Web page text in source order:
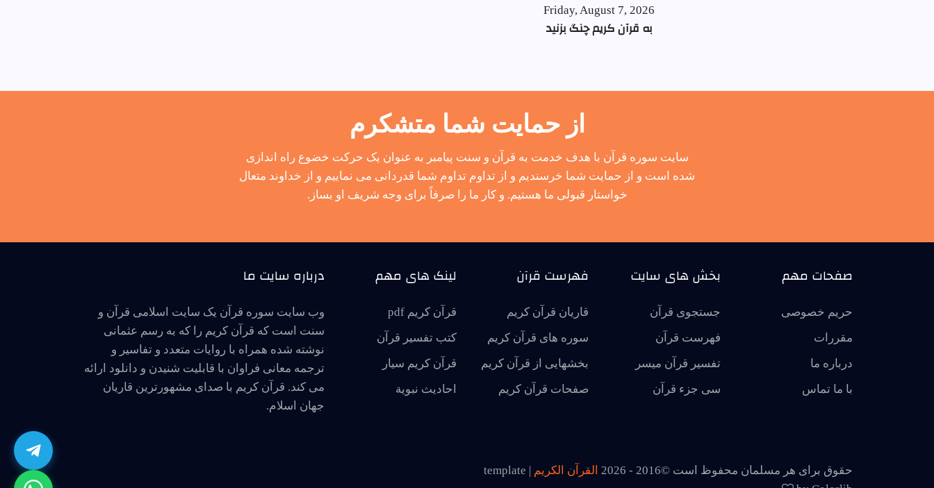
Friday, August 7, 2026
به قرآن کریم چنگ بزنید
از حمایت شما متشکرم
سایت سوره قرآن با هدف خدمت به قرآن و سنت پیامبر به عنوان یک حرکت خضوع راه اندازی
شده است و از حمایت شما خرسندیم و از تداوم تداوم شما قدردانی می نماییم و از خداوند متعال
خواستار قبولی ما هستیم. و کار ما را صرفاً برای وجه شریف او بساز.
صفحات مهم
حریم خصوصی
مقررات
درباره ما
با ما تماس
بخش های سایت
جستجوی قرآن
فهرست قرآن
تفسير قرآن ميسر
سی جزء قرآن
فهرست قرآن
قاریان قرآن کریم
سوره های قرآن کریم
بخشهایی از قرآن کریم
صفحات قرآن کریم
لینک های مهم
قرآن کریم pdf
کتب تفسیر قرآن
قرآن کریم سیار
احاديث نبوية
درباره سایت ما
وب سایت سوره قرآن یک سایت اسلامی قرآن و
سنت است که قرآن کریم را که به رسم عثمانی
نوشته شده همراه با روایات متعدد و تفاسیر و
ترجمه معانی فراوان با قابلیت شنیدن و دانلود ارائه
می کند. قرآن کریم با صدای مشهورترین قاریان
جهان اسلام.
حقوق برای هر مسلمان محفوظ است ©2016 - 2026 القرآن الكريم